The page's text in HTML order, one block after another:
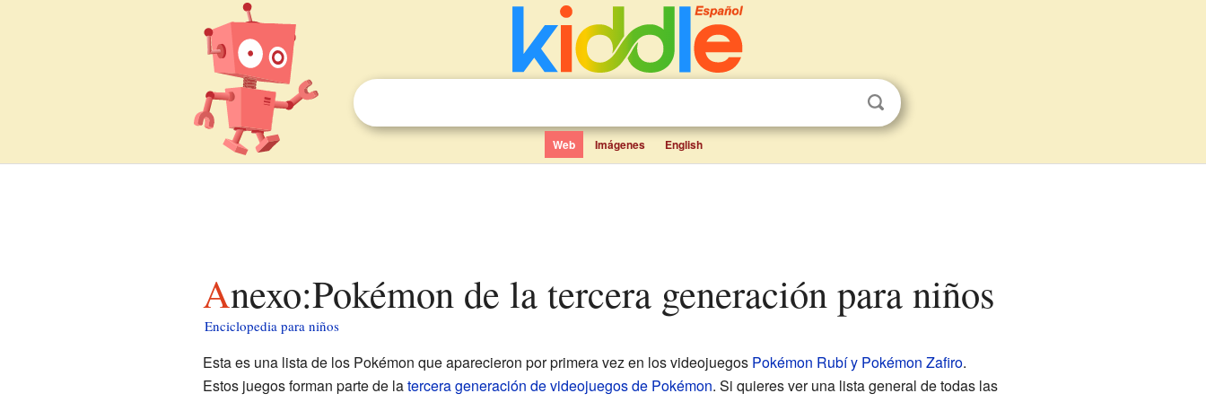
Web Imágenes English
Anexo:Pokémon de la tercera generación para niños
Enciclopedia para niños
Esta es una lista de los Pokémon que aparecieron por primera vez en los videojuegos Pokémon Rubí y Pokémon Zafiro.
Estos juegos forman parte de latercera generación de videojuegos de Pokémon. Si quieres ver una lista general de todas las